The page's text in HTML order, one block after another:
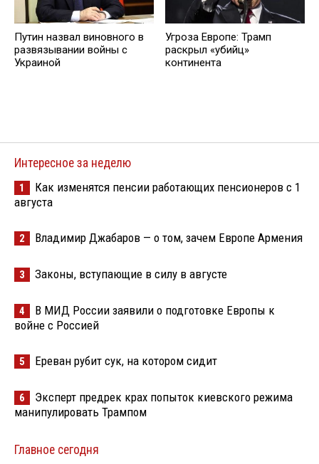
Путин назвал виновного в
развязывании войны с
Украиной
Угроза Европе: Трамп
раскрыл «убийц»
континента
Интересное за неделю
1
Как изменятся пенсии работающих пенсионеров с 1
августа
2 Владимир Джабаров — о том, зачем Европе Армения
3 Законы, вступающие в силу в августе
4
В МИД России заявили о подготовке Европы к
войне с Россией
5 Ереван рубит сук, на котором сидит
6
Эксперт предрек крах попыток киевского режима
манипулировать Трампом
Главное сегодня